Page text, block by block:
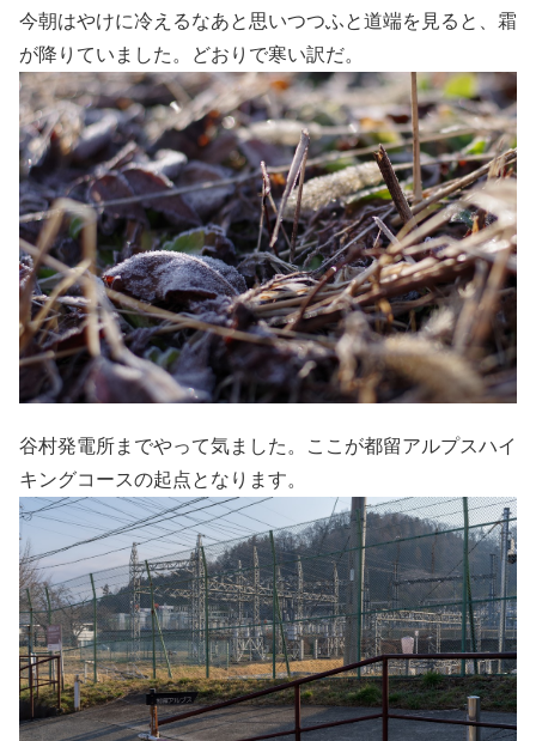
今朝はやけに冷えるなあと思いつつふと道端を見ると、霜
が降りていました。どおりで寒い訳だ。
谷村発電所までやって気ました。ここが都留アルプスハイ
キングコースの起点となります。